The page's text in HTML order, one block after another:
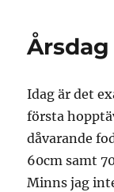
Årsdag
Idag är det
första
dåvarande
60cm samt
Minns jag